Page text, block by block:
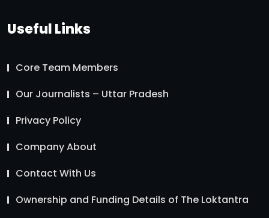
Useful Links
Core Team Members
Our Journalists – Uttar Pradesh
Privacy Policy
Company About
Contact With Us
Ownership and Funding Details of The Loktantra